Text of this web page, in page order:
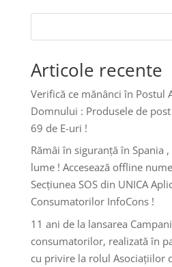
Articole recente
Verifică ce mănânci în Postul
Domnului : Produsele de
69 de E-uri !
Rămâi în siguranță în Spania
lume ! Accesează offline
Secțiunea SOS din UNICA
Consumatorilor InfoCons !
11 ani de la lansarea
consumatorilor, realizată în
cu privire la rolul Asociațiilor